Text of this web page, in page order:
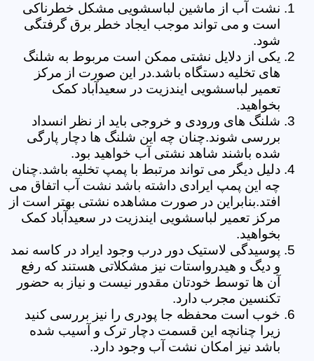
نشت آب از ماشین لباسشویی مشکل خطرناکی
است و می تواند موجب ایجاد خطر برق گرفتگی
شود.
یکی از دلایل نشتی ممکن است مربوط به شلنگ
های تخلیه دستگاه باشد.در این صورت از مرکز
تعمیر لباسشویی ایندزیت در سعیدآباد کمک
بخواهید.
شلنگ های ورودی و خروجی باید از نظر انسداد
بررسی شوند.چنان چه این شلنگ ها دچار پارگی
شده باشند شاهد نشتی آب خواهید بود.
دلیل دیگر می تواند مرتبط با پمپ تخلیه باشد.چنان
چه این پمپ ایرادی داشته باشد نشت آب اتفاق می
افتد.بنابراین در صورت مشاهده نشتی بهتر است از
مرکز تعمیر لباسشویی ایندزیت در سعیدآباد کمک
بخواهید.
پوسیدگی لاستیک دور درب وجود ایراد در کاسه نمد
و دیگ و هیدرواستات نیز مشکلاتی هستند که رفع
آن ها توسط خودتان مقدور نیست و نیاز به حضور
تکنسین مجرب دارد.
خوب است محفظه جا پودری را نیز بررسی کنید
زیرا چنانچه این قسمت دچار ترک و آسیب شده
باشد نیز امکان نشت آب وجود دارد.